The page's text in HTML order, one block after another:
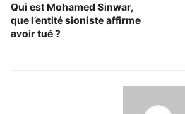
Qui est Mohamed Sinwar,
que l’entité sioniste affirme
avoir tué ?